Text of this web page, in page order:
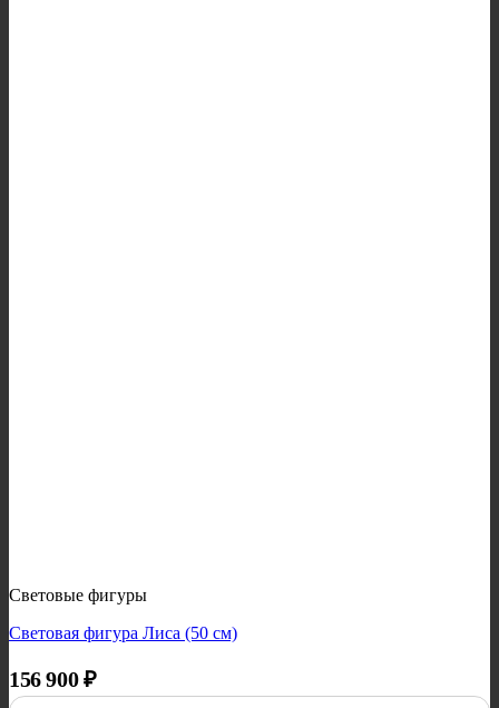
Световые фигуры
Световая фигура Лиса (50 см)
156 900₽